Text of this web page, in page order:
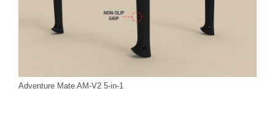
Adventure Mate AM-V2 5-in-1